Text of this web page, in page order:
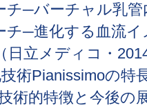
チ─バーチャル乳管
チ─進化する血流
日立メディコ・
術Pianissimoの特
術的特徴と今後の